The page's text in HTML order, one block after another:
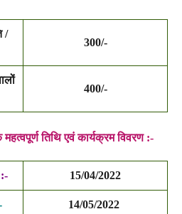
/
300/-
400/-
तिथि एवं कार्यक्रम विवरण :-
15/04/2022
14/05/2022